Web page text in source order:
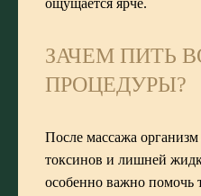
ощущается ярче.
ЗАЧЕМ ПИТЬ
ПРОЦЕДУРЫ?
После массажа организм
токсинов и лишней
особенно важно помочь